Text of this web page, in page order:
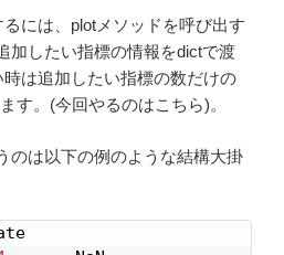
には、plotメソッドを呼び出す
加したい指標の情報をdictで渡
は追加したい指標の数だけの
す。(今回やるのはこちら)。
のは以下の例のような結構大掛